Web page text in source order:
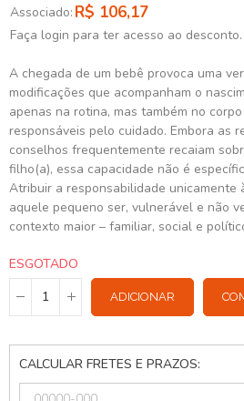
Associado: R$ 106,17
Faça login para ter acesso ao desconto.
A chegada de um bebê provoca uma
modificações que acompanham o
apenas na rotina, mas também no
responsáveis pelo cuidado. Embora as
conselhos frequentemente recaiam
filho(a), essa capacidade não é
Atribuir a responsabilidade unicamente
aquele pequeno ser, vulnerável e não
contexto maior – familiar, social e
ESGOTADO
ADICIONAR
CALCULAR FRETES E PRAZOS: